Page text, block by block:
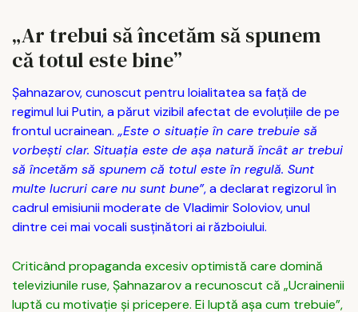
„Ar trebui să încetăm să spunem
că totul este bine”
Șahnazarov, cunoscut pentru loialitatea sa față de
regimul lui Putin, a părut vizibil afectat de evoluțiile de pe
frontul ucrainean. „Este o situație în care trebuie să
vorbești clar. Situația este de așa natură încât ar trebui
să încetăm să spunem că totul este în regulă. Sunt
multe lucruri care nu sunt bune”, a declarat regizorul în
cadrul emisiunii moderate de Vladimir Soloviov, unul
dintre cei mai vocali susținători ai războiului.
Criticând propaganda excesiv optimistă care domină
televiziunile ruse, Șahnazarov a recunoscut că „Ucrainenii
luptă cu motivație și pricepere. Ei luptă așa cum trebuie”,